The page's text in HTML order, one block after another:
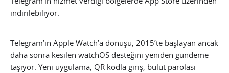
indirilebiliyor.
Telegram’ın Apple Watch’a dönüşü, 2015’te başlayan ancak
daha sonra kesilen watchOS desteğini yeniden gündeme
taşıyor. Yeni uygulama, QR kodla giriş, bulut parolası